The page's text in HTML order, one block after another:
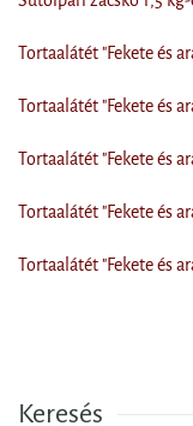
Tortaalátét "Fekete és
Tortaalátét "Fekete és
Tortaalátét "Fekete és
Tortaalátét "Fekete és
Tortaalátét "Fekete és
Keresés